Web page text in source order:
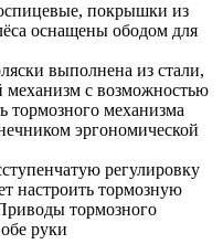
покрышки из
оснащены ободом для
выполнена из стали,
с возможностью
тормозного механизма
эргономической
регулировку
настроить тормозную
тормозного
руки